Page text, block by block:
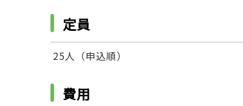
定員
25人（申込順）
費用